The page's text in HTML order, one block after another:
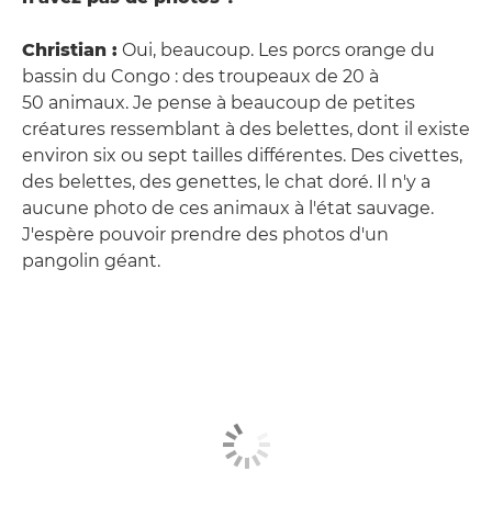
Christian : Oui, beaucoup. Les porcs orange du
bassin du Congo : des troupeaux de 20 à
50 animaux. Je pense à beaucoup de petites
créatures ressemblant à des belettes, dont il existe
environ six ou sept tailles différentes. Des civettes,
des belettes, des genettes, le chat doré. Il n'y a
aucune photo de ces animaux à l'état sauvage.
J'espère pouvoir prendre des photos d'un
pangolin géant.